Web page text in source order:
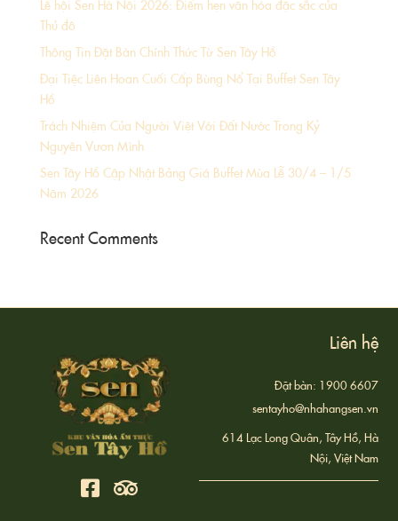
Lễ hội Sen Hà Nội 2026: Điểm hẹn văn hóa đặc sắc của
Thủ đô
Thông Tin Đặt Bàn Chính Thức Từ Sen Tây Hồ
Đại Tiệc Liên Hoan Cuối Cấp Bùng Nổ Tại Buffet Sen Tây
Hồ
Trách Nhiệm Của Người Việt Với Đất Nước Trong Kỷ
Nguyên Vươn Mình
Sen Tây Hồ Cập Nhật Bảng Giá Buffet Mùa Lễ 30/4 – 1/5
Năm 2026
Recent Comments
Liên hệ
Đặt bàn: 1900 6607
sentayho@nhahangsen.vn
614 Lạc Long Quân, Tây Hồ, Hà
Nội, Việt Nam